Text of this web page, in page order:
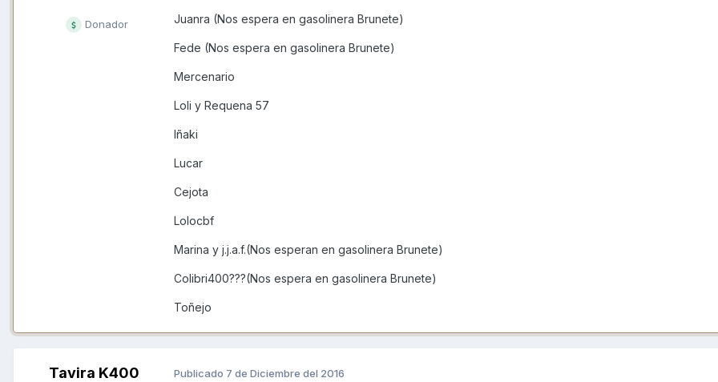
Donador Juanra (Nos espera en gasolinera Brunete)
Fede (Nos espera en gasolinera Brunete)
Mercenario
Loli y Requena 57
Iñaki
Lucar
Cejota
Lolocbf
Marina y j.j.a.f.(Nos esperan en gasolinera Brunete)
Colibri400???(Nos espera en gasolinera Brunete)
Toñejo
Tavira K400 Publicado 7 de Diciembre del 2016